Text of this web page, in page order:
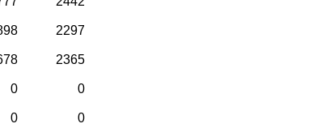
2297
2365
0
0
0
0